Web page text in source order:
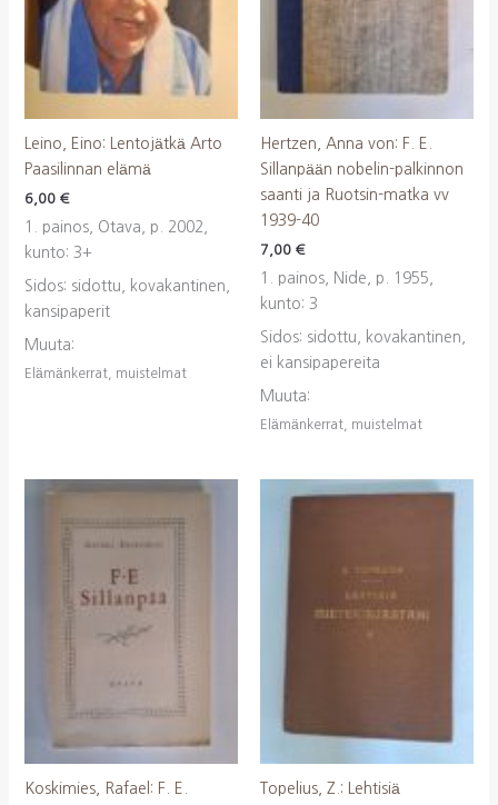
Leino, Eino: Lentojätkä Arto
Paasilinnan elämä
6,00 €
1. painos, Otava, p. 2002,
kunto: 3+
Sidos: sidottu, kovakantinen,
kansipaperit
Muuta:
Elämänkerrat, muistelmat
Hertzen, Anna von: F. E.
Sillanpään nobelin-palkinnon
saanti ja Ruotsin-matka vv
1939-40
7,00 €
1. painos, Nide, p. 1955,
kunto: 3
Sidos: sidottu, kovakantinen,
ei kansipapereita
Muuta:
Elämänkerrat, muistelmat
Koskimies, Rafael: F. E.
Topelius, Z.: Lehtisiä